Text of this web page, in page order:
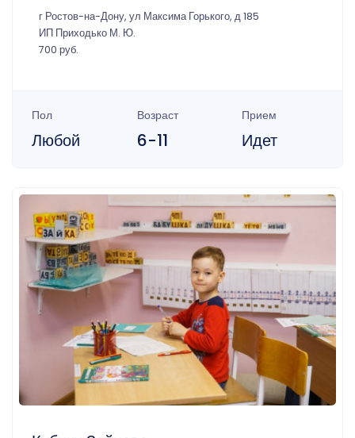
г Ростов-на-Дону, ул Максима Горького, д 185
ИП Приходько М. Ю.
700 руб.
Пол
Любой
Возраст
6-11
Прием
Идет